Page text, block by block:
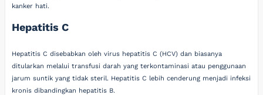
kanker hati.
Hepatitis C
Hepatitis C disebabkan oleh virus hepatitis C (HCV) dan biasanya
ditularkan melalui transfusi darah yang terkontaminasi atau penggunaan
jarum suntik yang tidak steril. Hepatitis C lebih cenderung menjadi infeksi
kronis dibandingkan hepatitis B.